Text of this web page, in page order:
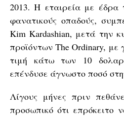
2013. Η εταιρεία με έδρα
φανατικούς οπαδούς,
Kim Kardashian, μετά την
προϊόντων The Ordinary, με
τιμή κάτω των 10
επένδυσε άγνωστο ποσό
Λίγους μήνες πριν
προσωπικό ότι επρόκειτο